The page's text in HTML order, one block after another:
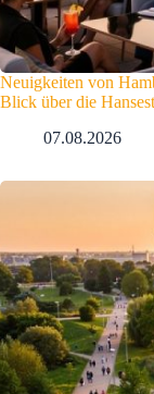
Neuigkeiten von
Blick über die
07.08.2026